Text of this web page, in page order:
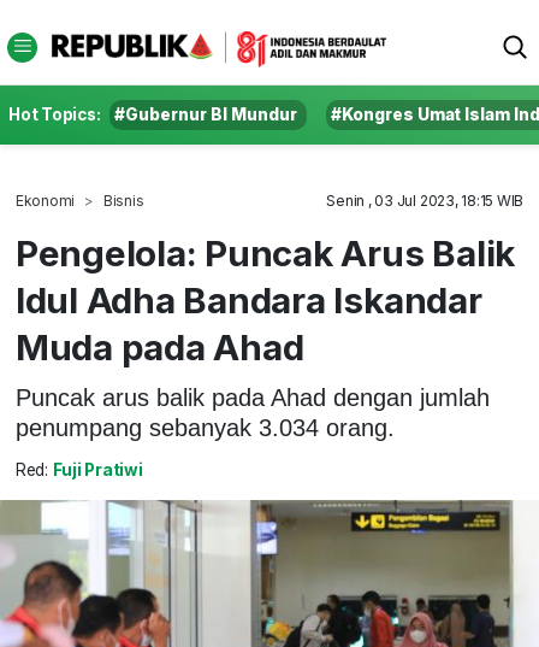
Hot Topics: #Gubernur BI Mundur #Kongres Umat Islam
Ekonomi Bisnis Senin , 03 Jul 2023, 18:15 WIB
Pengelola: Puncak Arus Balik
Idul Adha Bandara Iskandar
Muda pada Ahad
Puncak arus balik pada Ahad dengan jumlah
penumpang sebanyak 3.034 orang.
Red: Fuji Pratiwi